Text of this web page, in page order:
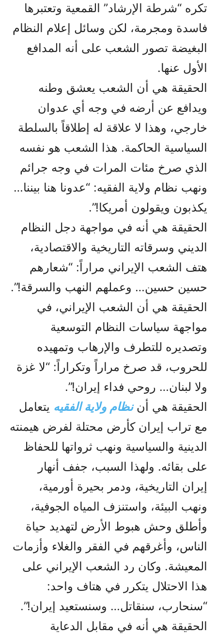
تكره “شرطة الإرشاد” القمعية وتعتبرها
فاسدة ومجرمة، لكن وسائل إعلام النظام
البغيضة تصور الشعب على أنه المدافع
الأول عنها.
الحقيقة هي أن الشعب يعشق وطنه
ويدافع عن أرضه في وجه أي عدوان
خارجي، وهذا لا علاقة له إطلاقاً بالسلطة
السياسية الحاكمة. هذا الشعب هو نفسه
الذي صرخ مئات المرات في وجه جرائم
ونهب نظام ولاية الفقيه: “عدونا هنا بيننا…
يكذبون ويقولون أمريكا!”.
الحقيقة هي أنه في مواجهة دجل النظام
الديني وسرقاته التاريخية والاقتصادية،
هتف الشعب الإيراني مراراً: “شعارهم
حسين حسين… وعملهم النهب والسرقة!”.
الحقيقة هي أن الشعب الإيراني، في
مواجهة سياسات النظام التوسعية
وتصديره للتطرف والإرهاب وتمهيده
للحروب، قد صرخ مراراً وتكراراً: “لا غزة
ولا لبنان… روحي فداء إيران!”.
الحقيقة هي أننظام ولاية الفقيه يتعامل
مع تراب إيران كأرض محتلة لفرض هيمنته
الدينية والسياسية ونهب ثرواتها للحفاظ
على بقائه. ولهذا السبب، جفف أنهار
إيران التاريخية، ودمر بحيرة أورمية،
ونهب البيئة، واستنزف المياه الجوفية،
وأطلق وحش هبوط الأرض لتهديد حياة
الناس، وأغرقهم في الفقر والغلاء وأزمات
المعيشة. وكان رد الشعب الإيراني على
هذا الاحتلال يتكرر في هتاف واحد:
“سنحارب، سنقاتل… وسنستعيد إيران!”.
الحقيقة هي أنه في مقابل الدعاية